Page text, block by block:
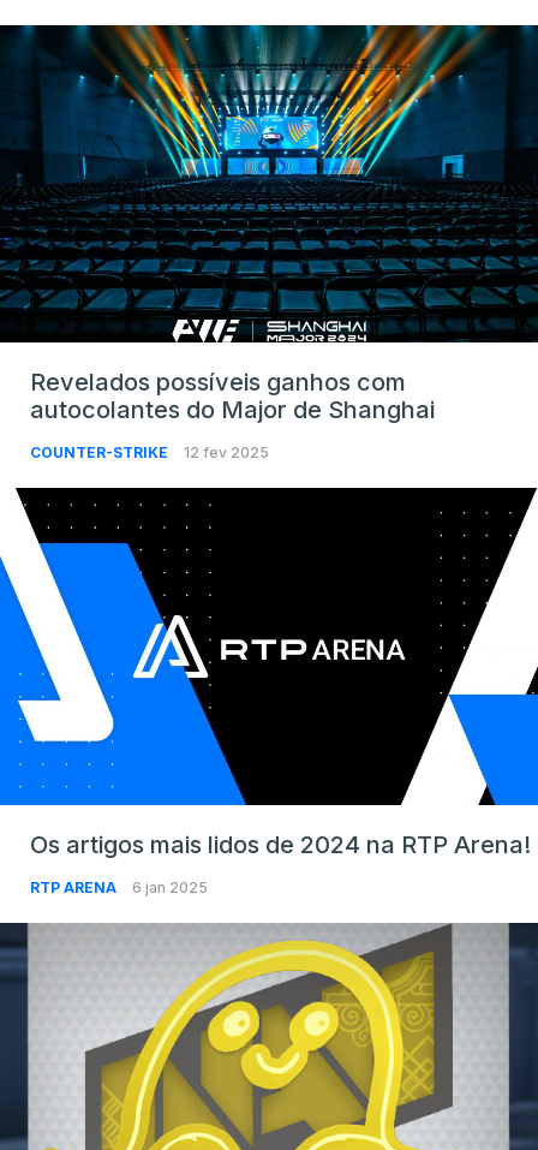
Revelados possíveis ganhos com
autocolantes do Major de Shanghai
COUNTER-STRIKE 12 fev 2025
Os artigos mais lidos de 2024 na RTP Arena!
RTP ARENA 6 jan 2025